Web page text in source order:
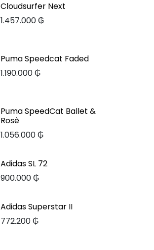
Cloudsurfer Next
1.457.000₲
Puma Speedcat Faded
1.190.000₲
Puma SpeedCat Ballet &
Rosè
1.056.000₲
Adidas SL 72
900.000₲
Adidas Superstar II
772.200₲